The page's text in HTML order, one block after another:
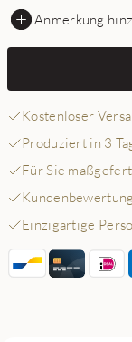
Anmerkung
Kostenloser
Produziert in 3
Für Sie
Einzigartige